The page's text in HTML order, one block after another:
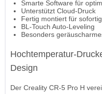
Smarte Software für
Unterstützt Cloud-Druck
Fertig montiert für
BL-Touch Auto-Leveling
Besonders
Hochtemperatur-
Design
Der Creality CR-5 Pro H